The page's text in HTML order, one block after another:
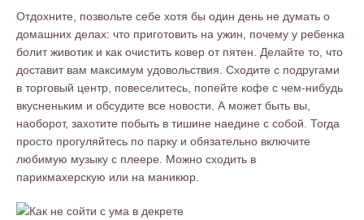
Отдохните, позвольте себе хотя бы один день не думать о
домашних делах: что приготовить на ужин, почему у ребенка
болит животик и как очистить ковер от пятен. Делайте то, что
доставит вам максимум удовольствия. Сходите с подругами
в торговый центр, повеселитесь, попейте кофе с чем-нибудь
вкусненьким и обсудите все новости. А может быть вы,
наоборот, захотите побыть в тишине наедине с собой. Тогда
просто прогуляйтесь по парку и обязательно включите
любимую музыку с плеере. Можно сходить в
парикмахерскую или на маникюр.